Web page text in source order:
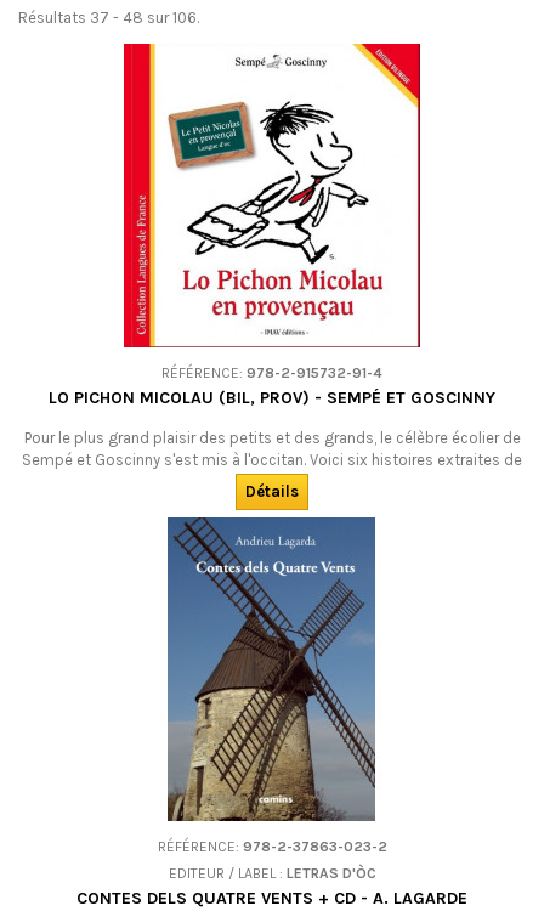
Résultats 37 - 48 sur 106.
RÉFÉRENCE: 978-2-915732-91-4
LO PICHON MICOLAU (BIL, PROV) - SEMPÉ ET GOSCINNY
Pour le plus grand plaisir des petits et des grands, le célèbre écolier de
Sempé et Goscinny s'est mis à l'occitan. Voici six histoires extraites de
La rentrée du Petit Nicolas en occitan provençal. A découvrir, en famille –
désormais épuisé.
Détails
RÉFÉRENCE: 978-2-37863-023-2
EDITEUR / LABEL : LETRAS D'ÒC
CONTES DELS QUATRE VENTS + CD - A. LAGARDE